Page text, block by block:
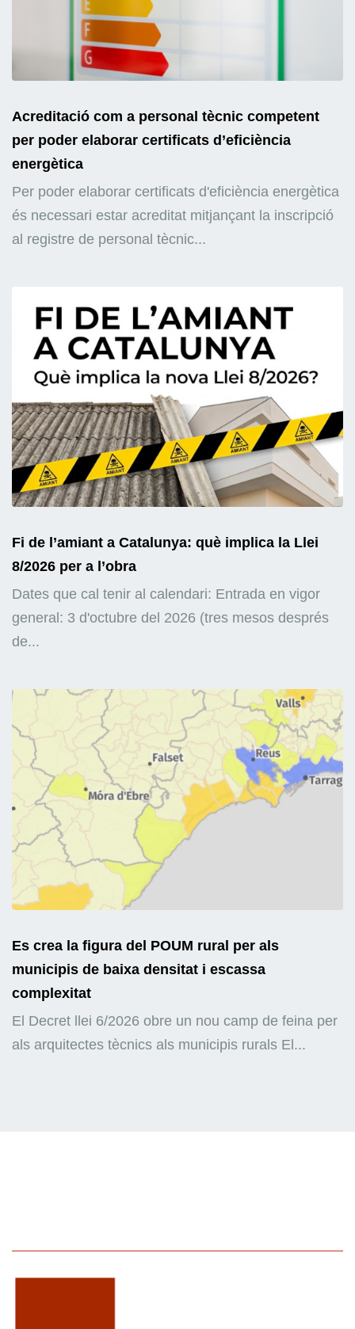
Acreditació com a personal tècnic competent
per poder elaborar certificats d’eficiència
energètica
Per poder elaborar certificats d'eficiència energètica
és necessari estar acreditat mitjançant la inscripció
al registre de personal tècnic...
Fi de l’amiant a Catalunya: què implica la Llei
8/2026 per a l’obra
Dates que cal tenir al calendari: Entrada en vigor
general: 3 d'octubre del 2026 (tres mesos després
de...
Es crea la figura del POUM rural per als
municipis de baixa densitat i escassa
complexitat
El Decret llei 6/2026 obre un nou camp de feina per
als arquitectes tècnics als municipis rurals El...